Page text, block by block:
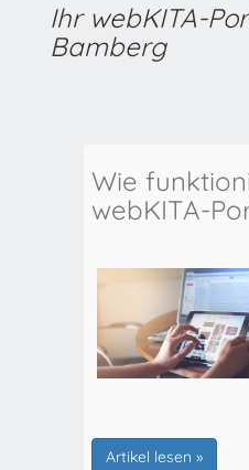
Ihr webKITA-
Bamberg
Wie
webKITA-
Artikel lesen »